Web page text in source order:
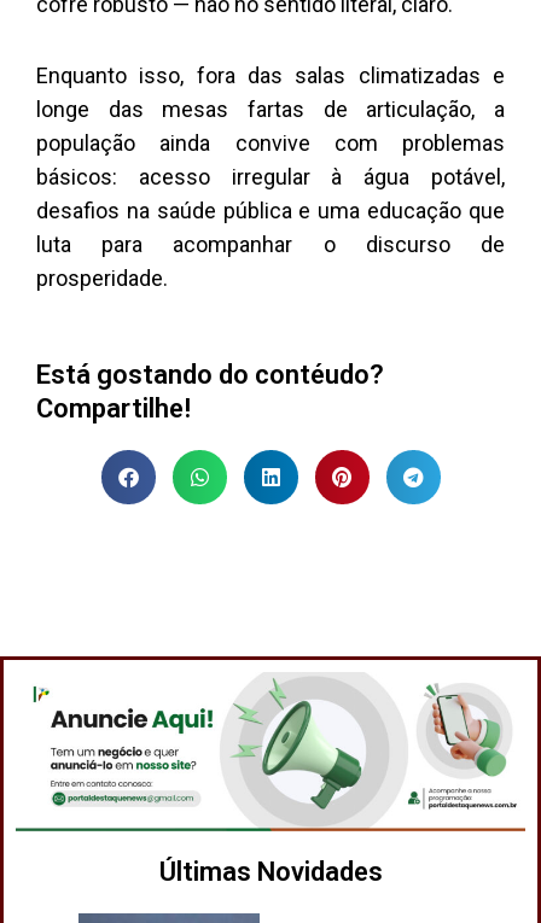
Enquanto isso, fora das salas climatizadas e
longe das mesas fartas de articulação, a
população ainda convive com problemas
básicos: acesso irregular à água potável,
desafios na saúde pública e uma educação que
luta para acompanhar o discurso de
prosperidade.
Está gostando do contéudo?
Compartilhe!
Últimas Novidades